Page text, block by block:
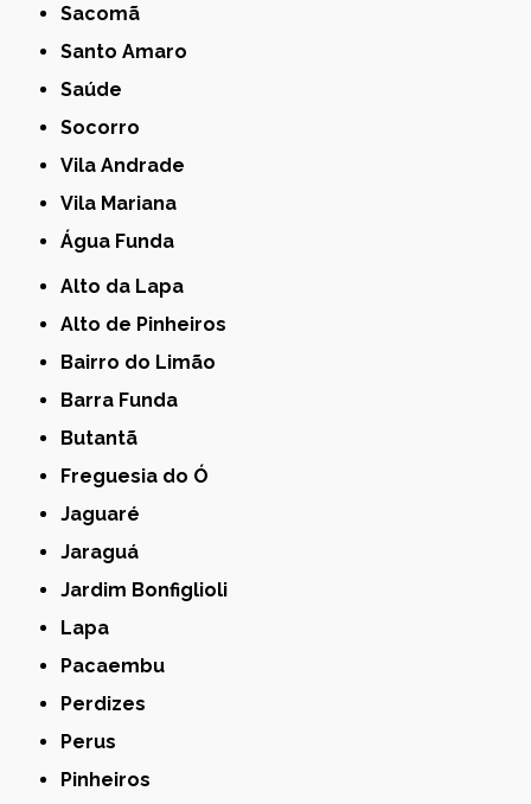
Sacomã
Santo Amaro
Saúde
Socorro
Vila Andrade
Vila Mariana
Água Funda
Alto da Lapa
Alto de Pinheiros
Bairro do Limão
Barra Funda
Butantã
Freguesia do Ó
Jaguaré
Jaraguá
Jardim Bonfiglioli
Lapa
Pacaembu
Perdizes
Perus
Pinheiros